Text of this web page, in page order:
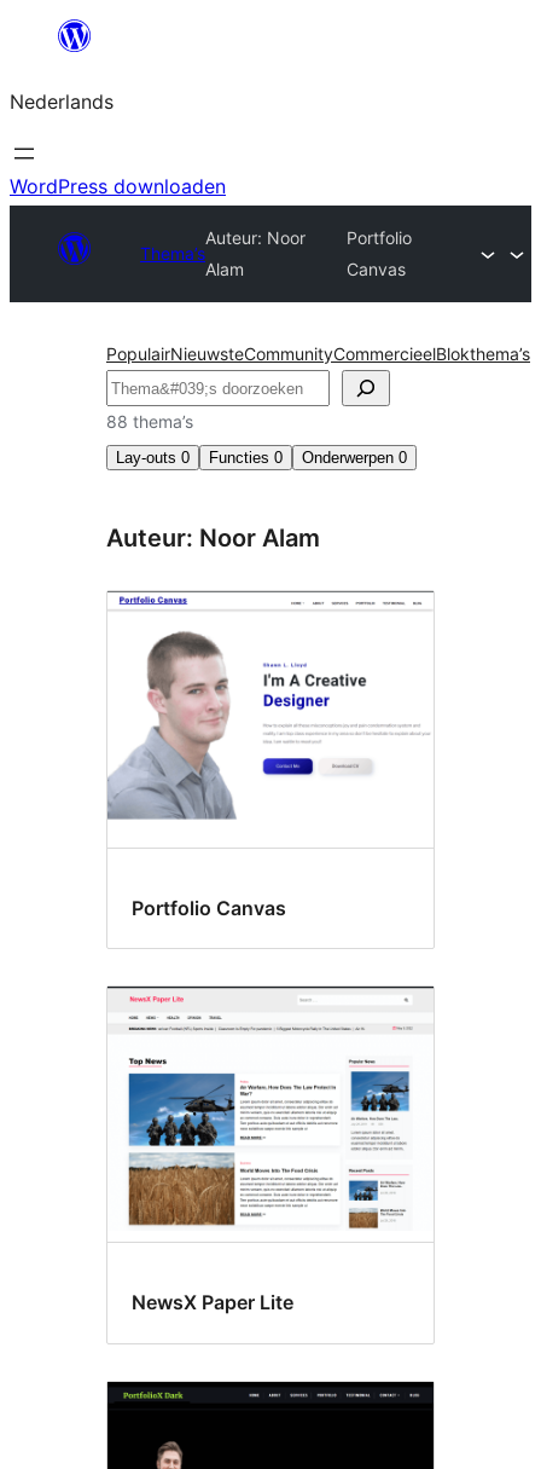
de
inhoud
Nederlands
WordPress downloaden
Thema’s
Auteur: Noor
Alam
Portfolio
Canvas
PopulairNieuwsteCommunityCommercieelBlokthema’s
Zoeken
88 thema’s
Lay-outs 0 Functies 0 Onderwerpen 0
Auteur: Noor Alam
Portfolio Canvas
NewsX Paper Lite